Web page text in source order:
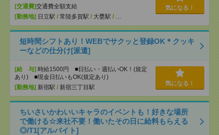
[交通費]交通費全額支給
[勤務地] 日立駅 / 常陸多賀駅 / 大甕駅 / …
気になる！
短時間シフトあり！WEBでサクッと登録OK＊クッキ
ーなどの仕分け[派遣]
[給 与] 時給1500円 ■日払い・週払いOK！(規定
あり) ■現金日払いもOK(規定あり)
[勤務地] 新宿駅 / 新宿三丁目駅
気になる！
ちいさいかわいいキャラのイベントも！好きな場所
で働ける☆来社不要！働いたその日に給料もらえる
◎/T1[アルバイト]